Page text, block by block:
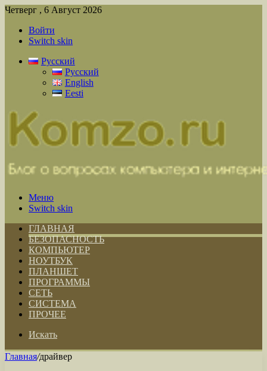
Четверг , 6 Август 2026
Войти
Switch skin
Русский
Русский
English
Eesti
Меню
Switch skin
ГЛАВНАЯ
БЕЗОПАСНОСТЬ
КОМПЬЮТЕР
НОУТБУК
ПЛАНШЕТ
ПРОГРАММЫ
СЕТЬ
СИСТЕМА
ПРОЧЕЕ
Искать
Главная/драйвер